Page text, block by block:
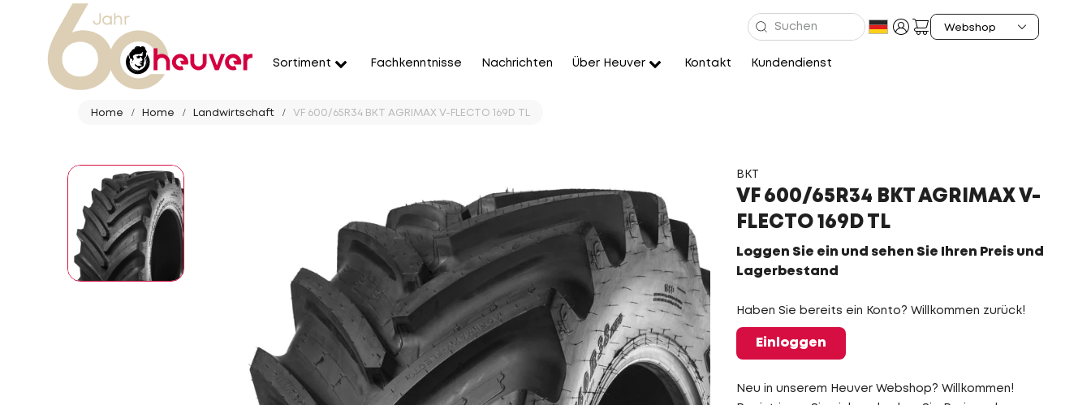
Sortiment Fachkenntnisse Nachrichten Über Heuver Kontakt Kundendienst
Home Home Landwirtschaft VF 600/65R34 BKT AGRIMAX V-FLECTO 169D TL
BKT
VF 600/65R34 BKT AGRIMAX V-
FLECTO 169D TL
Loggen Sie ein und sehen Sie Ihren Preis und
Lagerbestand
Haben Sie bereits ein Konto? Willkommen zurück!
Einloggen
Neu in unserem Heuver Webshop? Willkommen!